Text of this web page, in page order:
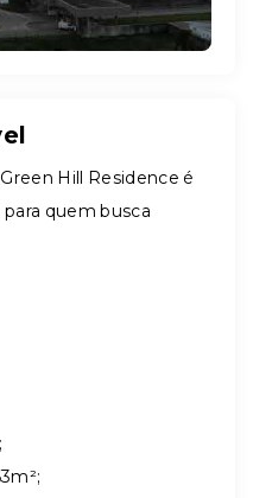
Hill Residence é
quem busca